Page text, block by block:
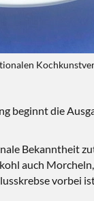
beginnt die
Bekanntheit
auch
vorbei